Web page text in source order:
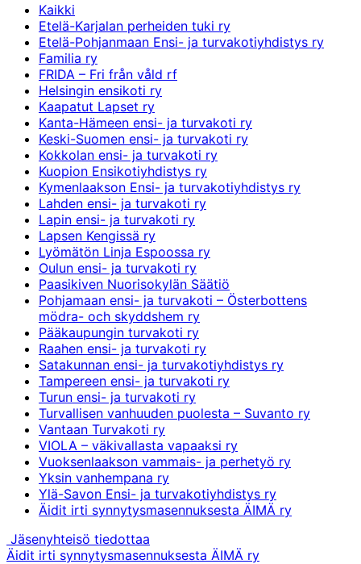
Kaikki
Etelä-Karjalan perheiden tuki ry
Etelä-Pohjanmaan Ensi- ja turvakotiyhdistys ry
Familia ry
FRIDA – Fri från våld rf
Helsingin ensikoti ry
Kaapatut Lapset ry
Kanta-Hämeen ensi- ja turvakoti ry
Keski-Suomen ensi- ja turvakoti ry
Kokkolan ensi- ja turvakoti ry
Kuopion Ensikotiyhdistys ry
Kymenlaakson Ensi- ja turvakotiyhdistys ry
Lahden ensi- ja turvakoti ry
Lapin ensi- ja turvakoti ry
Lapsen Kengissä ry
Lyömätön Linja Espoossa ry
Oulun ensi- ja turvakoti ry
Paasikiven Nuorisokylän Säätiö
Pohjamaan ensi- ja turvakoti – Österbottens
mödra- och skyddshem ry
Pääkaupungin turvakoti ry
Raahen ensi- ja turvakoti ry
Satakunnan ensi- ja turvakotiyhdistys ry
Tampereen ensi- ja turvakoti ry
Turun ensi- ja turvakoti ry
Turvallisen vanhuuden puolesta – Suvanto ry
Vantaan Turvakoti ry
VIOLA – väkivallasta vapaaksi ry
Vuoksenlaakson vammais- ja perhetyö ry
Yksin vanhempana ry
Ylä-Savon Ensi- ja turvakotiyhdistys ry
Äidit irti synnytysmasennuksesta ÄIMÄ ry
Jäsenyhteisö tiedottaa
Äidit irti synnytysmasennuksesta ÄIMÄ ry